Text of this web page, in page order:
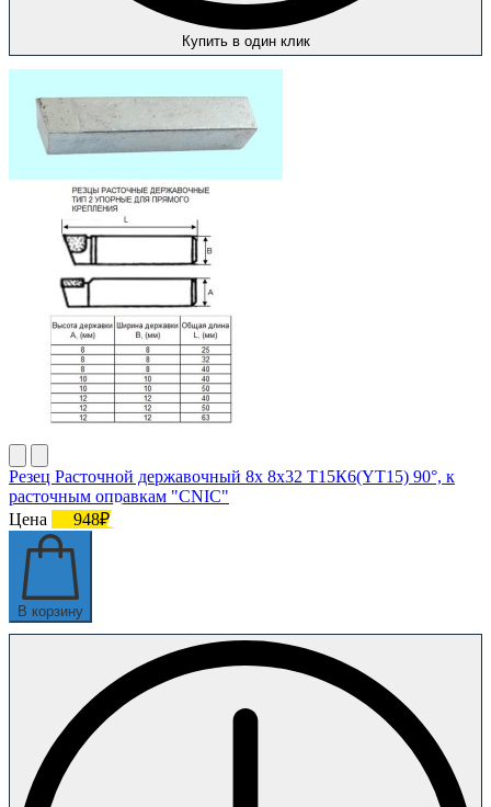
Купить в один клик
Резец Расточной державочный 8х 8х32 Т15К6(YT15) 90°, к
расточным оправкам "CNIC"
Цена
948₽
В корзину